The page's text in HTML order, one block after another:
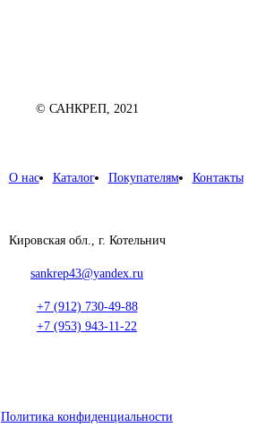
© САНКРЕП, 2021
О нас Каталог Покупателям Контакты
Кировская обл., г. Котельнич
sankrep43@yandex.ru
+7 (912) 730-49-88
+7 (953) 943-11-22
Политика конфиденциальности